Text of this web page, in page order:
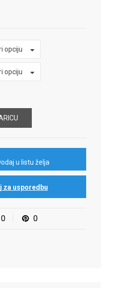
opciju
opciju
u listu želja
za usporedbu
0 0